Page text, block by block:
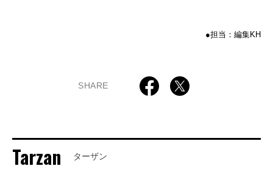
●担当：編集KH
SHARE
Tarzan ターザン